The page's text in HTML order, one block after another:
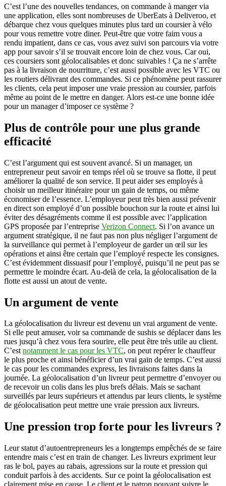
ou
handicap
pour
les
entreprises
de
livraison
?
C’est l’une des nouvelles tendances, on commande à manger via
une application, elles sont nombreuses de UberEats à Deliveroo, et
débarque chez vous quelques minutes plus tard un coursier à vélo
pour vous remettre votre diner. Peut-être que votre faim vous a
rendu impatient, dans ce cas, vous avez suivi son parcours via votre
app pour savoir s’il se trouvait encore loin de chez vous. Car oui,
ces coursiers sont géolocalisables et donc suivables ! Ça ne s’arrête
pas à la livraison de nourriture, c’est aussi possible avec les VTC ou
les routiers délivrant des commandes. Si ce phénomène peut rassurer
les clients, cela peut imposer une vraie pression au coursier, parfois
même au point de le mettre en danger. Alors est-ce une bonne idée
pour un manager d’imposer ce système ?
Plus de contrôle pour une plus grande
efficacité
C’est l’argument qui est souvent avancé. Si un manager, un
entrepreneur peut savoir en temps réel où se trouve sa flotte, il peut
améliorer la qualité de son service. Il peut aider ses employés à
choisir un meilleur itinéraire pour un gain de temps, ou même
économiser de l’essence. L’employeur peut très bien aussi prévenir
en direct son employé d’un possible bouchon sur la route et ainsi lui
éviter des désagréments comme il est possible avec l’application
GPS proposée par l’entreprise Verizon Connect. Si l’on avance un
argument stratégique, il ne faut pas non plus négliger l’argument de
la surveillance qui permet à l’employeur de garder un œil sur les
opérations et ainsi être certain que l’employé respecte les consignes.
C’est évidemment dissuasif pour l’employé, puisqu’il ne peut pas se
permettre le moindre écart. Au-delà de cela, la géolocalisation de la
flotte est aussi un atout de vente.
Un argument de vente
La géolocalisation du livreur est devenu un vrai argument de vente.
Si elle peut amuser, voir sa commande de sushis se déplacer dans les
rues jusqu’à chez vous fera sourire, elle peut être très utile au client.
C’estnotamment le cas pour les VTC, on peut repérer le chauffeur
le plus proche et ainsi bénéficier d’un vrai gain de temps. C’est aussi
le cas pour les commandes express, les livraisons faites dans la
journée. La géolocalisation d’un livreur peut permettre d’envoyer ou
de recevoir un colis dans les plus brefs délais. Mais se sachant
surveillés par leurs supérieurs et attendus par leurs clients, le système
de géolocalisation peut mettre une vraie pression aux livreurs.
Une pression trop forte pour les livreurs ?
Leur statut d’autoentrepreneurs les a longtemps empêchés de se faire
entendre mais c’est en train de changer. Les livreurs expriment leur
ras le bol, payes au rabais, agressions sur la route et pression qui
conduit parfois à des accidents. Sur ce point la géolocalisation est